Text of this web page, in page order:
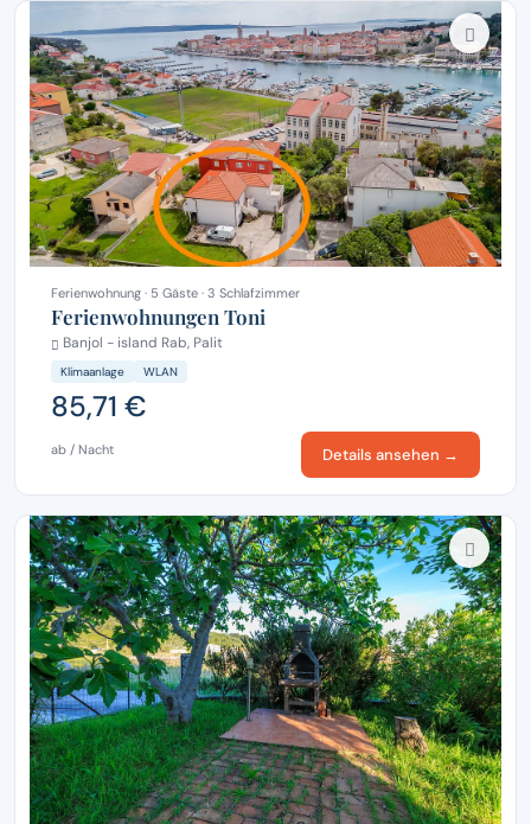
Ferienwohnung · 5 Gäste · 3 Schlafzimmer
Ferienwohnungen Toni
Banjol - island Rab, Palit
Klimaanlage WLAN
85,71 €
ab / Nacht Details ansehen →